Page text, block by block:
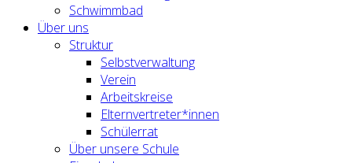
Schwimmbad
Über uns
Struktur
Selbstverwaltung
Verein
Arbeitskreise
Elternvertreter*innen
Schülerrat
Über unsere Schule